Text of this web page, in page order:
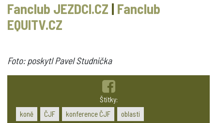
Fanclub JEZDCI.CZ | Fanclub
EQUITV.CZ
Foto: poskytl Pavel Studnička
Štítky:
koně
ČJF konference ČJF
oblasti